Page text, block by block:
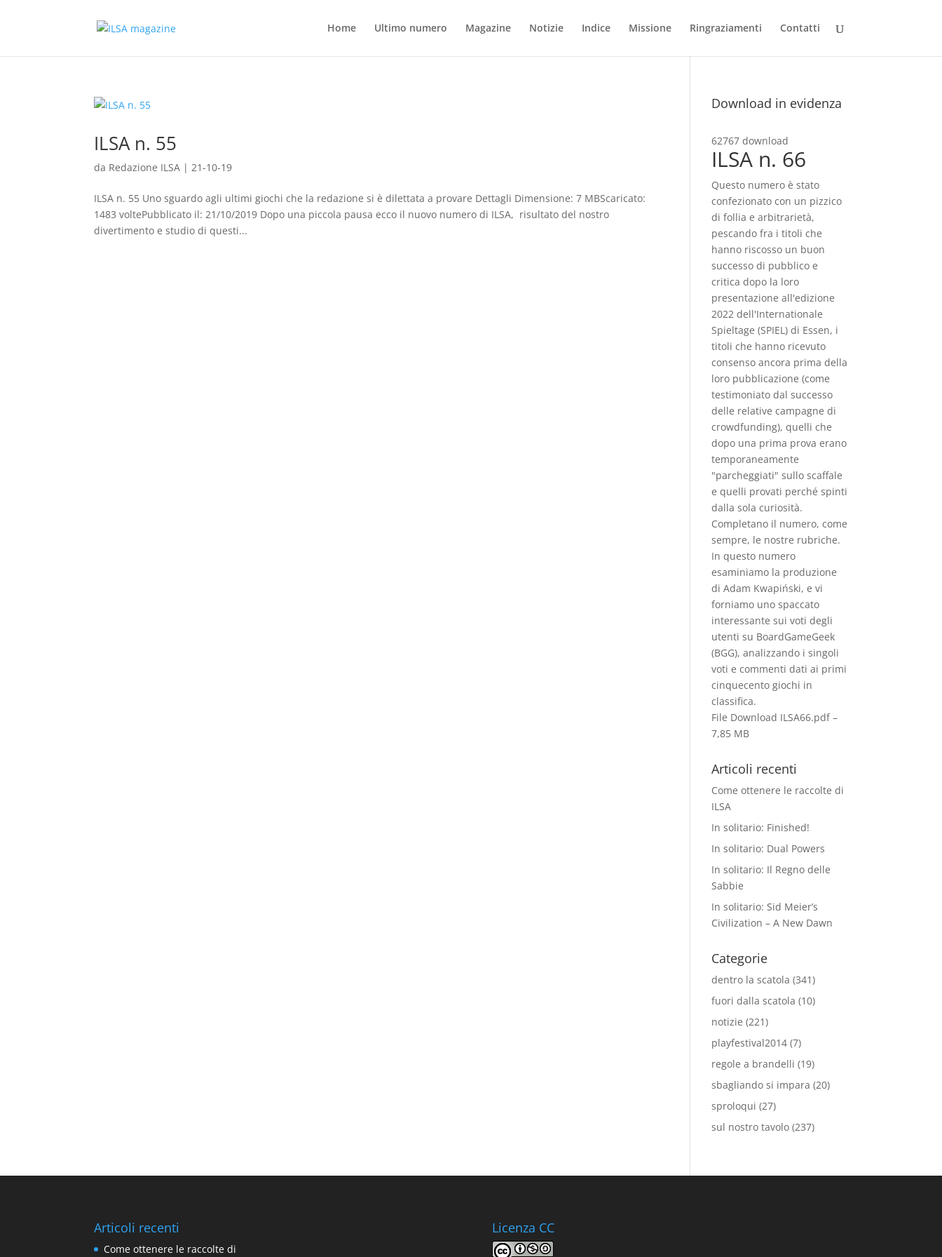
Home Ultimo numero Magazine Notizie Indice Missione Ringraziamenti Contatti
ILSA n. 55
da Redazione ILSA |21-10-19
ILSA n. 55 Uno sguardo agli ultimi giochi che la redazione si è dilettata a provare Dettagli Dimensione: 7 MBScaricato:
1483 voltePubblicato il: 21/10/2019 Dopo una piccola pausa ecco il nuovo numero di ILSA, risultato del nostro
divertimento e studio di questi...
Download in evidenza
62767 download
ILSA n. 66
Questo numero è stato
confezionato con un pizzico
di follia e arbitrarietà,
pescando fra i titoli che
hanno riscosso un buon
successo di pubblico e
critica dopo la loro
presentazione all'edizione
2022 dell'Internationale
Spieltage (SPIEL) di Essen, i
titoli che hanno ricevuto
consenso ancora prima della
loro pubblicazione (come
testimoniato dal successo
delle relative campagne di
crowdfunding), quelli che
dopo una prima prova erano
temporaneamente
"parcheggiati" sullo scaﬀale
e quelli provati perché spinti
dalla sola curiosità.
Completano il numero, come
sempre, le nostre rubriche.
In questo numero
esaminiamo la produzione
di Adam Kwapiński, e vi
forniamo uno spaccato
interessante sui voti degli
utenti su BoardGameGeek
(BGG), analizzando i singoli
voti e commenti dati ai primi
cinquecento giochi in
classiﬁca.
File Download ILSA66.pdf –
7,85 MB
Articoli recenti
Come ottenere le raccolte di
ILSA
In solitario: Finished!
In solitario: Dual Powers
In solitario: Il Regno delle
Sabbie
In solitario: Sid Meier’s
Civilization – A New Dawn
Categorie
dentro la scatola (341)
fuori dalla scatola (10)
notizie (221)
playfestival2014 (7)
regole a brandelli (19)
sbagliando si impara (20)
sproloqui (27)
sul nostro tavolo (237)
Articoli recenti
Come ottenere le raccolte di
Licenza CC